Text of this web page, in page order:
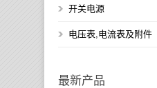
开关电源
电压表,电流表及附件
最新产品